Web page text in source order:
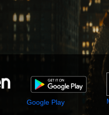
Google Play